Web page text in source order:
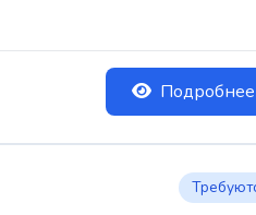
Подробнее